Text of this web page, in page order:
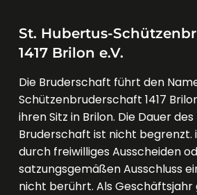
St. Hubertus-
1417 Brilon e.V.
Die Bruderschaft führt den
Schützenbruderschaft 1417
ihren Sitz in Brilon. Die Dauer
Bruderschaft ist nicht begrenzt.
durch freiwilliges Ausscheiden
satzungsgemäßen Ausschluss
nicht berührt. Als Geschäftsjahr